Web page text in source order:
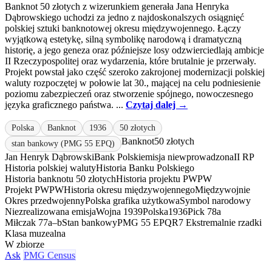
Banknot 50 złotych z wizerunkiem generała Jana Henryka
Dąbrowskiego uchodzi za jedno z najdoskonalszych osiągnięć
polskiej sztuki banknotowej okresu międzywojennego. Łączy
wyjątkową estetykę, silną symbolikę narodową i dramatyczną
historię, a jego geneza oraz późniejsze losy odzwierciedlają ambicje
II Rzeczypospolitej oraz wydarzenia, które brutalnie je przerwały.
Projekt powstał jako część szeroko zakrojonej modernizacji polskiej
waluty rozpoczętej w połowie lat 30., mającej na celu podniesienie
poziomu zabezpieczeń oraz stworzenie spójnego, nowoczesnego
języka graficznego państwa. ... Czytaj dalej →
Polska Banknot 1936
50 złotych
stan bankowy (PMG 55 EPQ)
Banknot50 złotych
Jan Henryk DąbrowskiBank Polskiemisja niewprowadzonaII RP
Historia polskiej walutyHistoria Banku Polskiego
Historia banknotu 50 złotychHistoria projektu PWPW
Projekt PWPWHistoria okresu międzywojennegoMiędzywojnie
Okres przedwojennyPolska grafika użytkowaSymbol narodowy
Niezrealizowana emisjaWojna 1939Polska1936Pick 78a
Miłczak 77a–bStan bankowyPMG 55 EPQR7 Ekstremalnie rzadki
Klasa muzealna
W zbiorze
Ask PMG Census